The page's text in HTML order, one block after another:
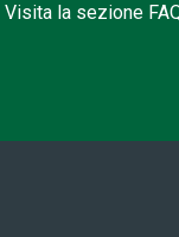
Visita la sezione